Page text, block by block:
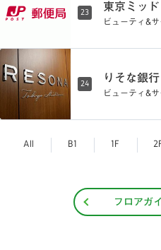
23
東京ミッ
ビューティ&
24
りそな銀
ビューティ&
All B1 1F
フロアガ